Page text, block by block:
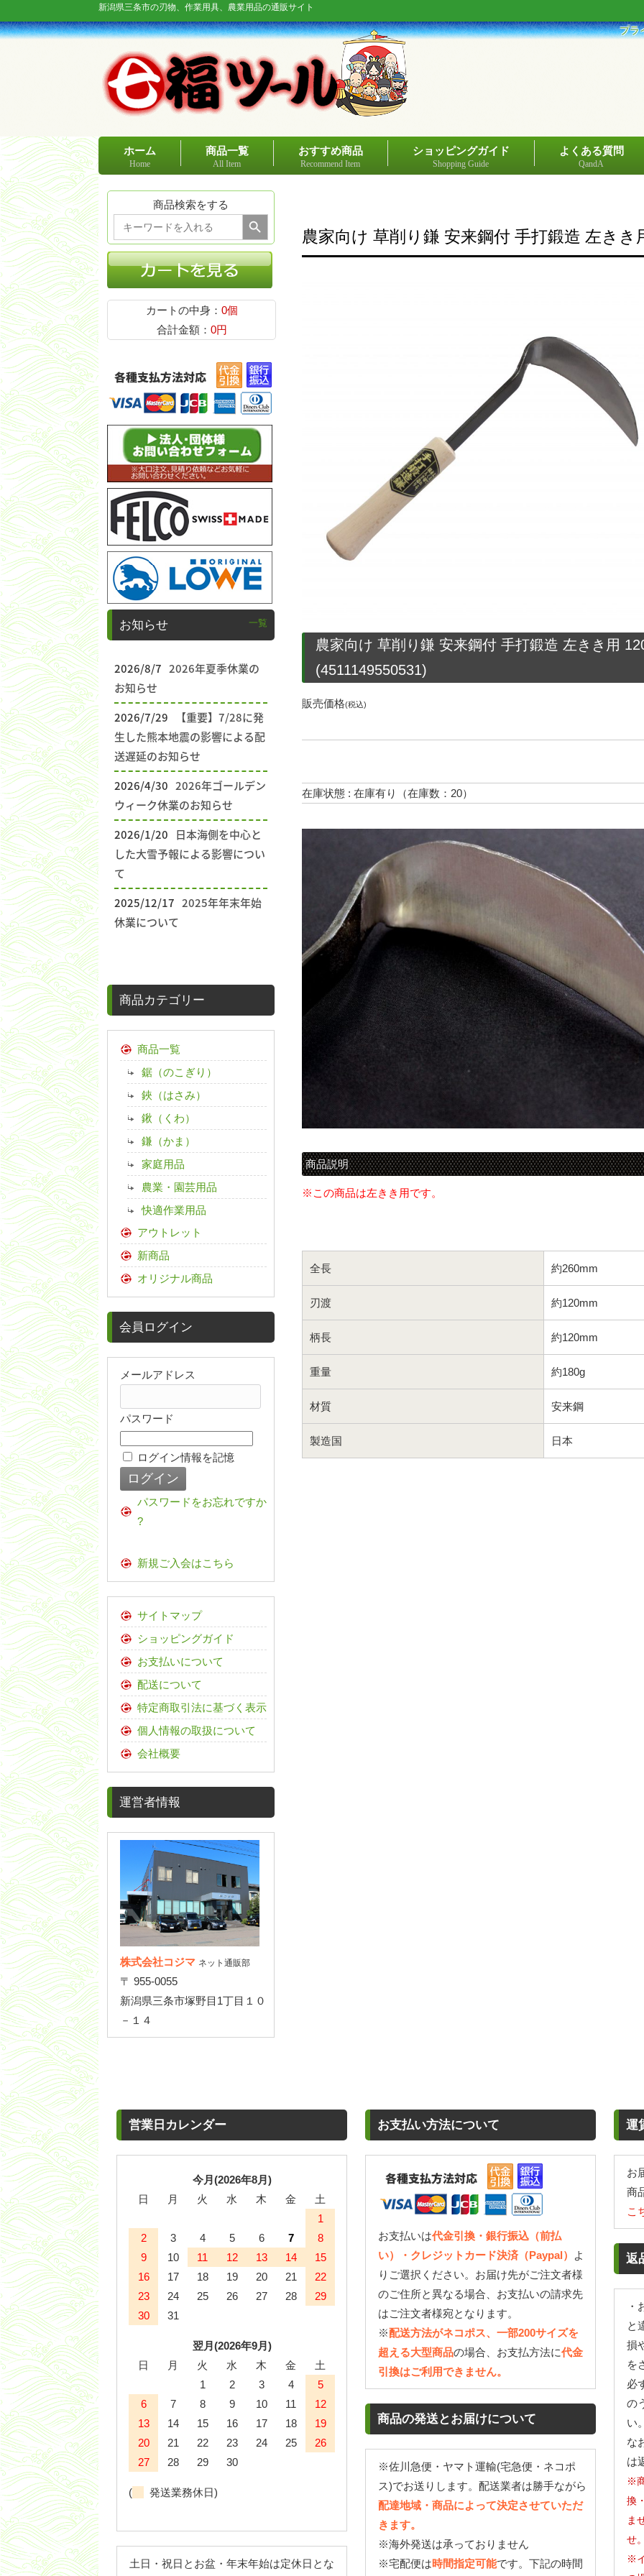
新潟県三条市の刃物、作業用具、農業用品の通販サイト
プラ
ホーム
Home
商品一覧
All Item
おすすめ商品
Recommend Item
ショッピングガイド
Shopping Guide
よくある質問
QandA
農家向け 草削り鎌 安来鋼付 手打鍛造 左きき
農家向け 草削り鎌 安来鋼付 手打鍛造 左きき用
(4511149550531)
販売価格(税込)
在庫状態 : 在庫有り（在庫数：20）
商品説明
※この商品は左きき用です。
全長 約260mm
刃渡 約120mm
柄長 約120mm
重量 約180g
材質 安来鋼
製造国 日本
商品検索をする
Search
for:
Search Button
カートの中身： 0個
合計金額： 0円
お知らせ 一覧
2026/8/7 2026年夏季休業の
お知らせ
2026/7/29
【重要】7/28に発
生した熊本地震の影響による配
送遅延のお知らせ
2026/4/30 2026年ゴールデン
ウィーク休業のお知らせ
2026/1/20
日本海側を中心と
した大雪予報による影響につい
て
2025/12/17 2025年年末年始
休業について
商品カテゴリー
商品一覧
鋸（のこぎり）
鋏（はさみ）
鍬（くわ）
鎌（かま）
家庭用品
農業・園芸用品
快適作業用品
アウトレット
新商品
オリジナル商品
会員ログイン
メールアドレス
パスワード
ログイン情報を記憶
パスワードをお忘れですか
?
新規ご入会はこちら
サイトマップ
ショッピングガイド
お支払いについて
配送について
特定商取引法に基づく表示
個人情報の取扱について
会社概要
運営者情報
株式会社コジマ ネット通販部
〒 955-0055
新潟県三条市塚野目1丁目１０
－１４
営業日カレンダー
今月(2026年8月)
日
月 火 水 木 金
土
1
2
3 4 5 6 7
8
9
10 11 12 13 14
15
16
17 18 19 20 21
22
23
24 25 26 27 28
29
30
31
翌月(2026年9月)
日
月 火 水 木 金
土
1
2 3 4
5
6
7 8 9 10 11
12
13
14 15 16 17 18
19
20
21 22 23 24 25
26
27
28 29 30
( 発送業務休日)
土日・祝日とお盆・年末年始は定休日とな
お支払い方法について
お支払いは代金引換・銀行振込（前払
い）・クレジットカード決済（Paypal）
よ
りご選択ください。お届け先がご注文者様
のご住所と異なる場合、お支払いの請求先
はご注文者様宛となります。
※配送方法がネコポス、一部200サイズを
超える大型商品の場合、お支払方法に代金
引換はご利用できません。
商品の発送とお届けについて
※佐川急便・ヤマト運輸(宅急便・ネコポ
ス)でお送りします。配送業者は勝手ながら
配達地域・商品によって決定させていただ
きます。
※海外発送は承っておりません
※宅配便は時間指定可能です。下記の時間
運
お
商
こ
返
・
と
損
を
必
の
い
な
は
※
換
ま
せ
※